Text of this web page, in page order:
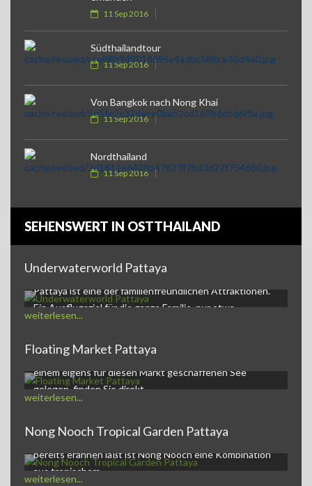
11 Sep 2016
Südthailandtour
11 Sep 2016
Von Bangkok nach Nong Khai
11 Sep 2016
Nordthailand
11 Sep 2016
SEHENSWERT IN OSTTHAILAND
Underwaterworld Pattaya
Underwaterworld PattayaDie Underwaterworld in
Pattaya ist eine der familienfreundlichen Attraktionen.
Ein Ausflugsziel für die ganze Familie, nur etwa…
weiterlesen...
Floating Market Pattaya
Der Pattaya Floating Market,ein kleines Markt-Dorf auf
einem eigens für diesen Markt geschaffenen See
gelegen, finden Sie direkt…
weiterlesen...
Nong Nooch Tropical Garden Pattaya
Nong Nooch Tropical Garden and Resortwie der Name
bereits erahnen läßt ist Nong Nooch eine Kombination
aus tropischem…
weiterlesen...